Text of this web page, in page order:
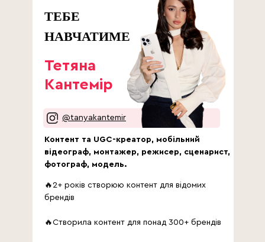
Тетяна
Кантемір
@tanyakantemir
ТЕБЕ
НАВЧАТИМЕ
Контент та UGC-креатор, мобільний
відеограф, монтажер, режисер, сценарист,
фотограф, модель.
🔥2+ років створюю контент для відомих
брендів
🔥Створила контент для понад 300+ брендів